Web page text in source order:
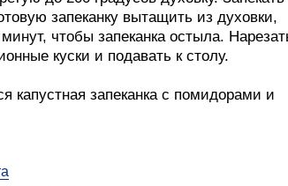
запеканку вытащить из духовки,
чтобы запеканка остыла.
куски и подавать к столу.
капустная запеканка с помидорами и